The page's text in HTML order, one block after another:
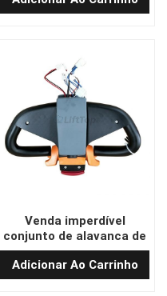
Venda imperdível
conjunto de alavanca de
empilhadeira elétrica
T606-5D
Adicionar Ao Carrinho